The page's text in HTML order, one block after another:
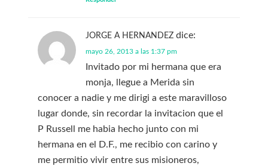
JORGE A HERNANDEZ dice:
mayo 26, 2013 a las 1:37 pm
Invitado por mi hermana que era
monja, llegue a Merida sin
conocer a nadie y me dirigi a este maravilloso
lugar donde, sin recordar la invitacion que el
P Russell me habia hecho junto con mi
hermana en el D.F., me recibio con carino y
me permitio vivir entre sus misioneros,